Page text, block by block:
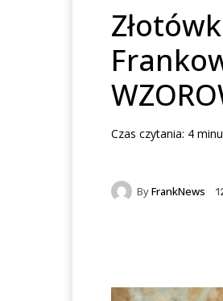
Czas czytania: 4
ByFrankNews